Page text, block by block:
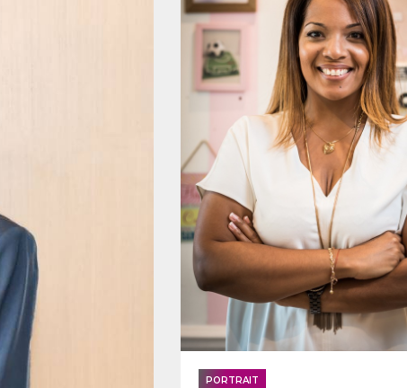
PORTRAIT